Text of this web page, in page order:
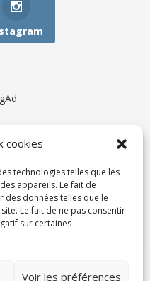
cookies
technologies telles que les
appareils. Le fait de
des données telles que le
Le fait de ne pas consentir
sur certaines
Voir les préférences